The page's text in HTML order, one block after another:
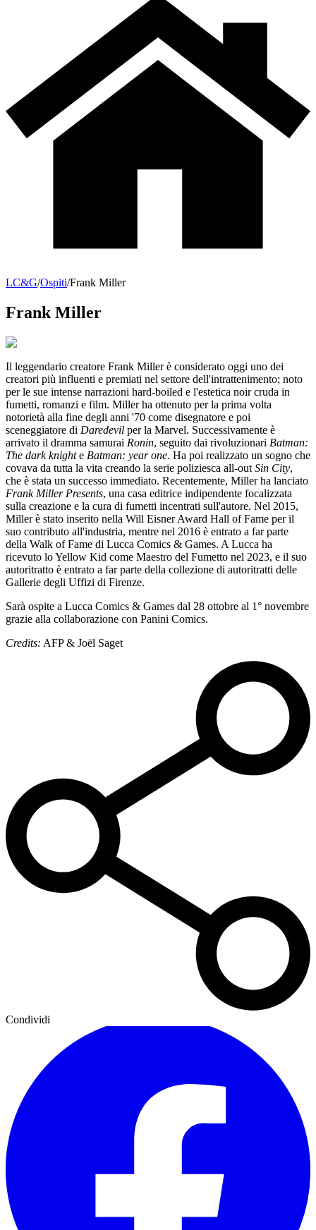
LC&G/Ospiti/Frank Miller
Frank Miller
Il leggendario creatore Frank Miller è considerato oggi uno dei
creatori più influenti e premiati nel settore dell'intrattenimento; noto
per le sue intense narrazioni hard-boiled e l'estetica noir cruda in
fumetti, romanzi e film. Miller ha ottenuto per la prima volta
notorietà alla fine degli anni '70 come disegnatore e poi
sceneggiatore di Daredevil per la Marvel. Successivamente è
arrivato il dramma samurai Ronin, seguito dai rivoluzionari Batman:
The dark knighte Batman: year one. Ha poi realizzato un sogno che
covava da tutta la vita creando la serie poliziesca all-out Sin City,
che è stata un successo immediato. Recentemente, Miller ha lanciato
Frank Miller Presents, una casa editrice indipendente focalizzata
sulla creazione e la cura di fumetti incentrati sull'autore. Nel 2015,
Miller è stato inserito nella Will Eisner Award Hall of Fame per il
suo contributo all'industria, mentre nel 2016 è entrato a far parte
della Walk of Fame di Lucca Comics & Games. A Lucca ha
ricevuto lo Yellow Kid come Maestro del Fumetto nel 2023, e il suo
autoritratto è entrato a far parte della collezione di autoritratti delle
Gallerie degli Uffizi di Firenze.
Sarà ospite a Lucca Comics & Games dal 28 ottobre al 1° novembre
grazie alla collaborazione con Panini Comics.
Credits: AFP & Joël Saget
Condividi